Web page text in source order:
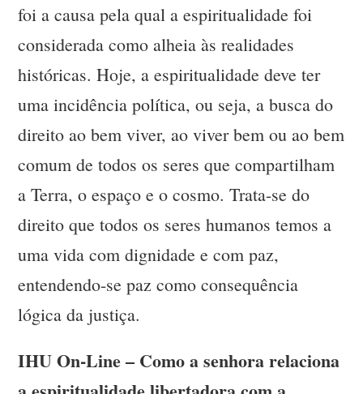
foi a causa pela qual a espiritualidade foi
considerada como alheia às realidades
históricas. Hoje, a espiritualidade deve ter
uma incidência política, ou seja, a busca do
direito ao bem viver, ao viver bem ou ao bem
comum de todos os seres que compartilham
a Terra, o espaço e o cosmo. Trata-se do
direito que todos os seres humanos temos a
uma vida com dignidade e com paz,
entendendo-se paz como consequência
lógica da justiça.
IHU On-Line – Como a senhora relaciona